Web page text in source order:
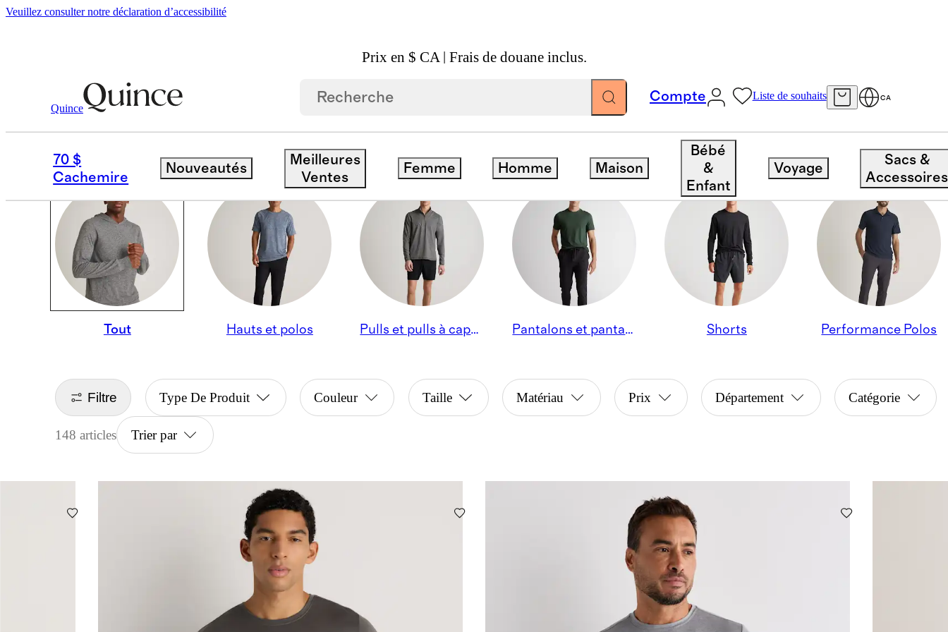
Veuillez consulter notre déclaration d’accessibilité
Prix en $ CA | Frais de douane inclus.
Quince
Compte Liste de souhaits CA
70 $
Cachemire
Nouveautés
Meilleures
Ventes
Femme Homme Maison
Bébé
&
Enfant
Voyage
Sacs &
Accessoires
All Activewear / Men
ENSEMBLES DE PICKLEBALL
Tout Hauts et polos Pulls et pulls à capuche Pantalons et pantalons de jogging Shorts Performance Polos
Filtre Type De Produit Couleur Taille Matériau Prix Département Catégorie
148 articles Trier par